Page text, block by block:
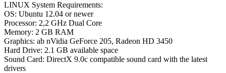
LINUX System Requirements:
OS: Ubuntu 12.04 or newer
Processor: 2,2 GHz Dual Core
Memory: 2 GB RAM
Graphics: ab nVidia GeForce 205, Radeon HD 3450
Hard Drive: 2.1 GB available space
Sound Card: DirectX 9.0c compatible sound card with the latest
drivers